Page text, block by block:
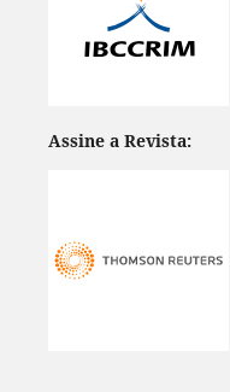
Assine a Revista: